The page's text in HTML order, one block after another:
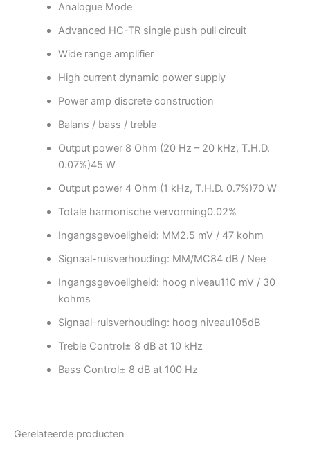
Analogue Mode
Advanced HC-TR single push pull circuit
Wide range amplifier
High current dynamic power supply
Power amp discrete construction
Balans / bass / treble
Output power 8 Ohm (20 Hz – 20 kHz, T.H.D.
0.07%)45 W
Output power 4 Ohm (1 kHz, T.H.D. 0.7%)70 W
Totale harmonische vervorming0.02%
Ingangsgevoeligheid: MM2.5 mV / 47 kohm
Signaal-ruisverhouding: MM/MC84 dB / Nee
Ingangsgevoeligheid: hoog niveau110 mV / 30
kohms
Signaal-ruisverhouding: hoog niveau105dB
Treble Control± 8 dB at 10 kHz
Bass Control± 8 dB at 100 Hz
Gerelateerde producten